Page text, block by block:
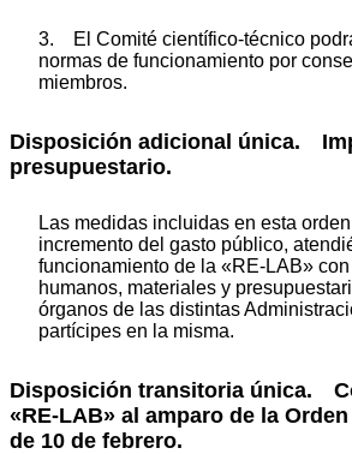
3. El Comité científico-técnico
normas de funcionamiento por
miembros.
Disposición adicional única.
presupuestario.
Las medidas incluidas en esta
incremento del gasto público,
funcionamiento de la «RE-LAB»
humanos, materiales y
órganos de las distintas
partícipes en la misma.
Disposición transitoria única.
«RE-LAB» al amparo de la Orden
de 10 de febrero.